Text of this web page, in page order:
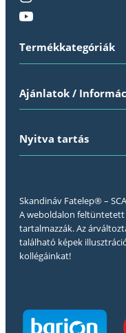
Termékkategóriák
Ajánlatok /
Nyitva tartás
Skandináv Fatelep® –
A weboldalon feltüntetett
tartalmazzák. Az
található képek
kollégáinkat!